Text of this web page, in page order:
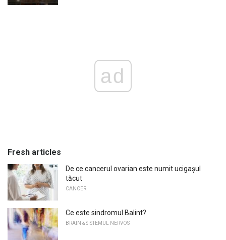
ad
Fresh articles
De ce cancerul ovarian este numit ucigașul
tăcut
CANCER
Ce este sindromul Balint?
BRAIN & SISTEMUL NERVOS